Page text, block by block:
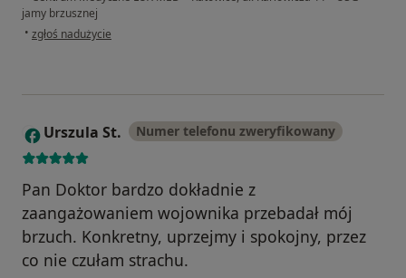
jamy brzusznej
• w opinii użytkownika DK
zgłoś nadużycie
U Urszula St. Numer telefonu zweryfikowany
Pan Doktor bardzo dokładnie z
zaangażowaniem wojownika przebadał mój
brzuch. Konkretny, uprzejmy i spokojny, przez
co nie czułam strachu.